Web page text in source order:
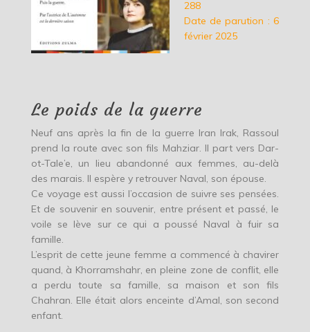
288
Date de parution : 6
février 2025
Le poids de la guerre
Neuf ans après la fin de la guerre Iran Irak, Rassoul
prend la route avec son fils Mahziar. Il part vers Dar-
ot-Tale’e, un lieu abandonné aux femmes, au-delà
des marais. Il espère y retrouver Naval, son épouse.
Ce voyage est aussi l’occasion de suivre ses pensées.
Et de souvenir en souvenir, entre présent et passé, le
voile se lève sur ce qui a poussé Naval à fuir sa
famille.
L’esprit de cette jeune femme a commencé à chavirer
quand, à Khorramshahr, en pleine zone de conflit, elle
a perdu toute sa famille, sa maison et son fils
Chahran. Elle était alors enceinte d’Amal, son second
enfant.